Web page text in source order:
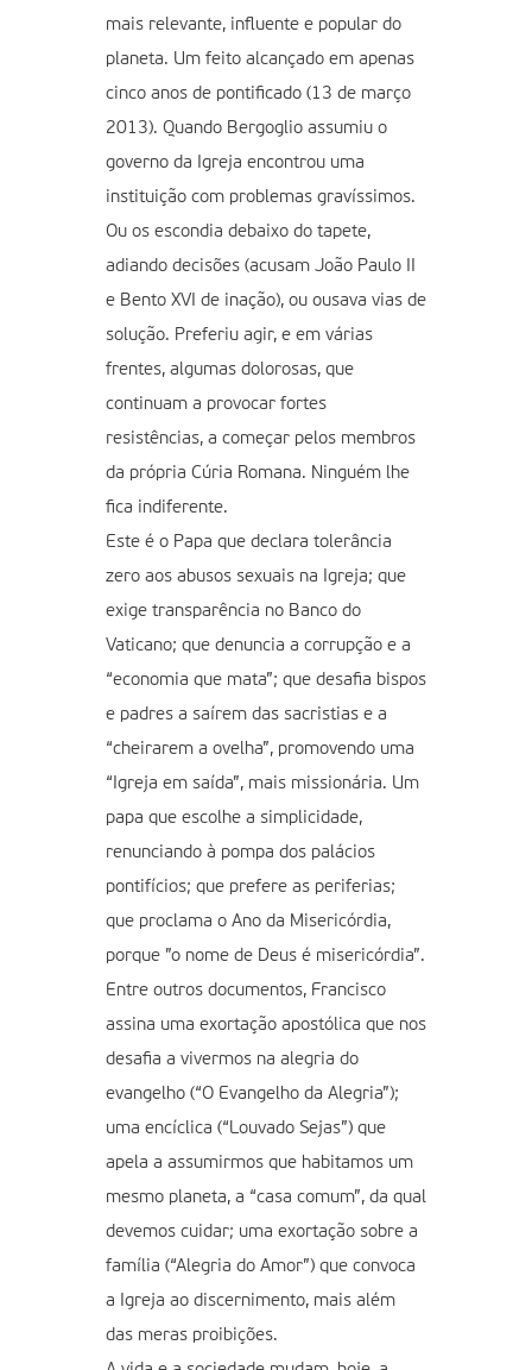
mais relevante, influente e popular do
planeta. Um feito alcançado em apenas
cinco anos de pontificado (13 de março
2013). Quando Bergoglio assumiu o
governo da Igreja encontrou uma
instituição com problemas gravíssimos.
Ou os escondia debaixo do tapete,
adiando decisões (acusam João Paulo II
e Bento XVI de inação), ou ousava vias de
solução. Preferiu agir, e em várias
frentes, algumas dolorosas, que
continuam a provocar fortes
resistências, a começar pelos membros
da própria Cúria Romana. Ninguém lhe
fica indiferente.
Este é o Papa que declara tolerância
zero aos abusos sexuais na Igreja; que
exige transparência no Banco do
Vaticano; que denuncia a corrupção e a
“economia que mata”; que desafia bispos
e padres a saírem das sacristias e a
“cheirarem a ovelha”, promovendo uma
“Igreja em saída”, mais missionária. Um
papa que escolhe a simplicidade,
renunciando à pompa dos palácios
pontifícios; que prefere as periferias;
que proclama o Ano da Misericórdia,
porque ”o nome de Deus é misericórdia”.
Entre outros documentos, Francisco
assina uma exortação apostólica que nos
desafia a vivermos na alegria do
evangelho (“O Evangelho da Alegria”);
uma encíclica (“Louvado Sejas”) que
apela a assumirmos que habitamos um
mesmo planeta, a “casa comum”, da qual
devemos cuidar; uma exortação sobre a
família (“Alegria do Amor”) que convoca
a Igreja ao discernimento, mais além
das meras proibições.